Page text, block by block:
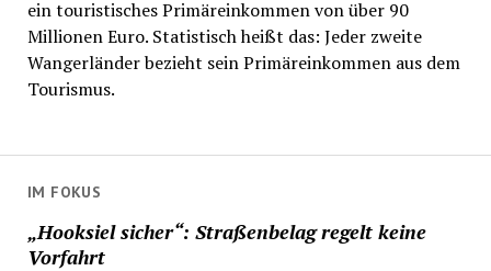
IM FOKUS
„Hooksiel sicher“: Straßenbelag regelt keine
Vorfahrt
ein touristisches Primäreinkommen von über 90
Millionen Euro. Statistisch heißt das: Jeder zweite
Wangerländer bezieht sein Primäreinkommen aus dem
Tourismus.